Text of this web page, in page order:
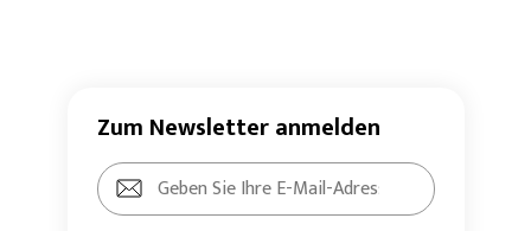
Zum Newsletter anmelden